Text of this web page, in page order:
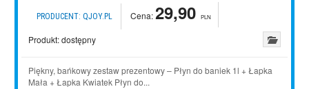
PRODUCENT: QJOY.PL Cena:29,90 PLN
Produkt:dostępny
Piękny, bańkowy zestaw prezentowy – Płyn do baniek 1l + Łapka
Mała + Łapka Kwiatek Płyn do...